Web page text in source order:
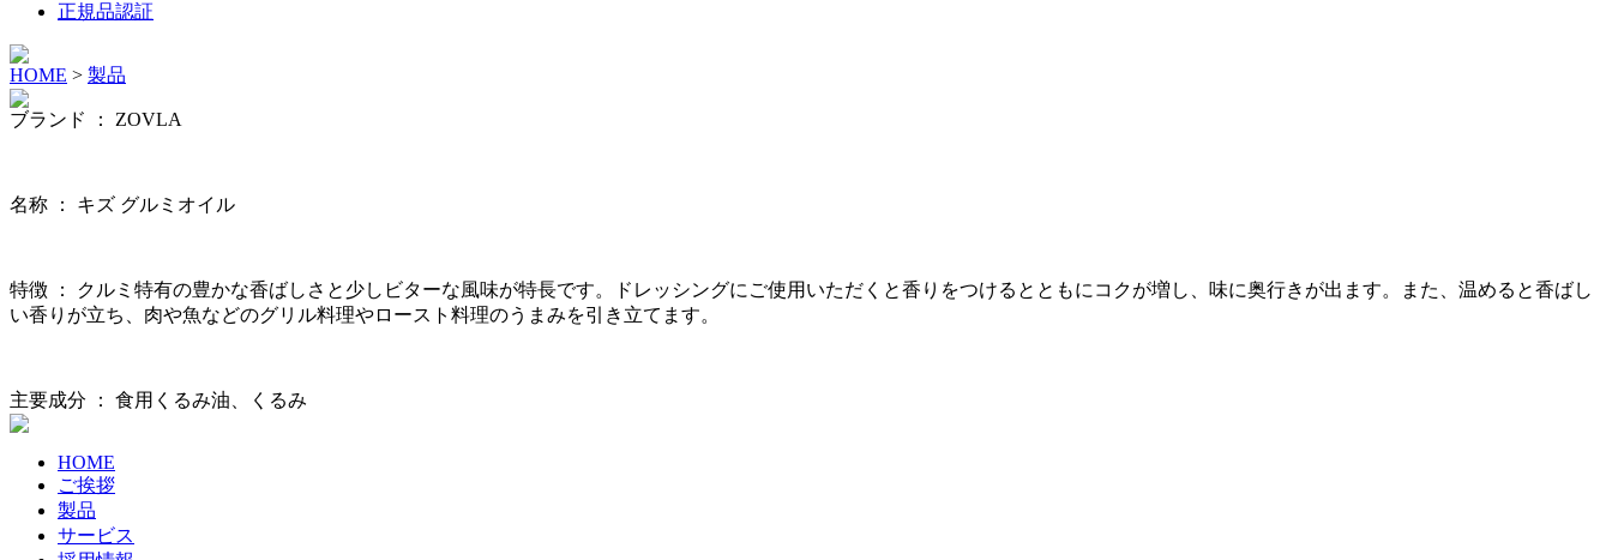
正規品認証
HOME > 製品
ブランド ： ZOVLA
名称 ： キズ グルミオイル
特徴 ：
クルミ特有の豊かな香ばしさと少しビターな風味が特長です。ドレッシングにご使用いただくと香りをつけるとともにコクが増し、味に奥行きが出ます。また、温めると香ばし
い香りが立ち、肉や魚などのグリル料理やロースト料理のうまみを引き立てます。
主要成分 ： 食用くるみ油、くるみ
HOME
ご挨拶
製品
サービス